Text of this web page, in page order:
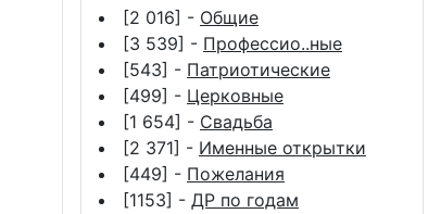
[2 016] - Общие
[3 539] - Профессио..ные
[543] - Патриотические
[499] - Церковные
[1 654] - Свадьба
[2 371] - Именные открытки
[449] - Пожелания
[1153] - ДР по годам